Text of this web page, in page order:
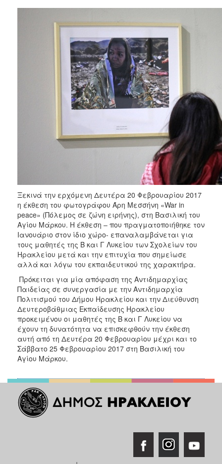
2011
2010
Ξεκινά την ερχόμενη Δευτέρα 20 Φεβρουαρίου 2017
η έκθεση του φωτογράφου Άρη Μεσσήνη «War in
peace» (Πόλεμος σε ζώνη ειρήνης), στη Βασιλική του
Αγίου Μάρκου. Η έκθεση – που πραγματοποιήθηκε τον
Ιανουάριο στον ίδιο χώρο- επαναλαμβάνεται για
τους μαθητές της Β και Γ Λυκείου των Σχολείων του
Ηρακλείου μετά και την επιτυχία που σημείωσε
αλλά και λόγω του εκπαιδευτικού της χαρακτήρα.
Πρόκειται για μία απόφαση της Αντιδημαρχίας
Παιδείας σε συνεργασία με την Αντιδημαρχία
Πολιτισμού του Δήμου Ηρακλείου και την Διεύθυνση
Δευτεροβάθμιας Εκπαίδευσης Ηρακλείου
προκειμένου οι μαθητές της Β και Γ Λυκείου να
έχουν τη δυνατότητα να επισκεφθούν την έκθεση
αυτή από τη Δευτέρα 20 Φεβρουαρίου μέχρι και το
Σάββατο 25 Φεβρουαρίου 2017 στη Βασιλική του
Αγίου Μάρκου.